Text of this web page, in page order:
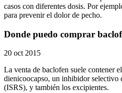
casos con diferentes dosis. Por
para prevenir el dolor de pecho.
Donde puedo comprar
20 oct 2015
La venta de baclofen suele contener
dienicoocapso, un inhibidor selectivo
(ISRS), y también los excipientes.